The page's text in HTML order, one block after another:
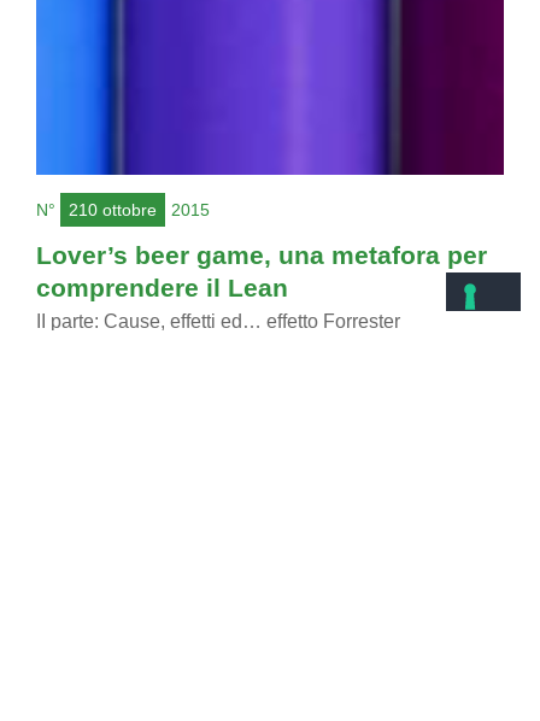
N° 210 ottobre 2015
Lover’s beer game, una metafora per
comprendere il Lean
II parte: Cause, effetti ed… effetto Forrester